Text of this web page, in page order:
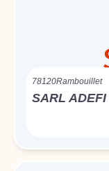
78120Rambouillet
SARL